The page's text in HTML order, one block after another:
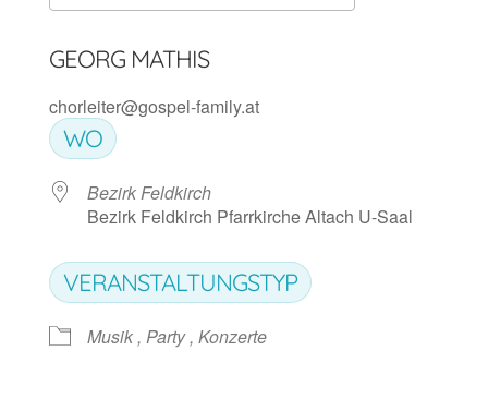
GEORG MATHIS
chorleiter@gospel-family.at
WO
Bezirk Feldkirch
Bezirk Feldkirch Pfarrkirche Altach U-Saal
VERANSTALTUNGSTYP
Musik , Party , Konzerte